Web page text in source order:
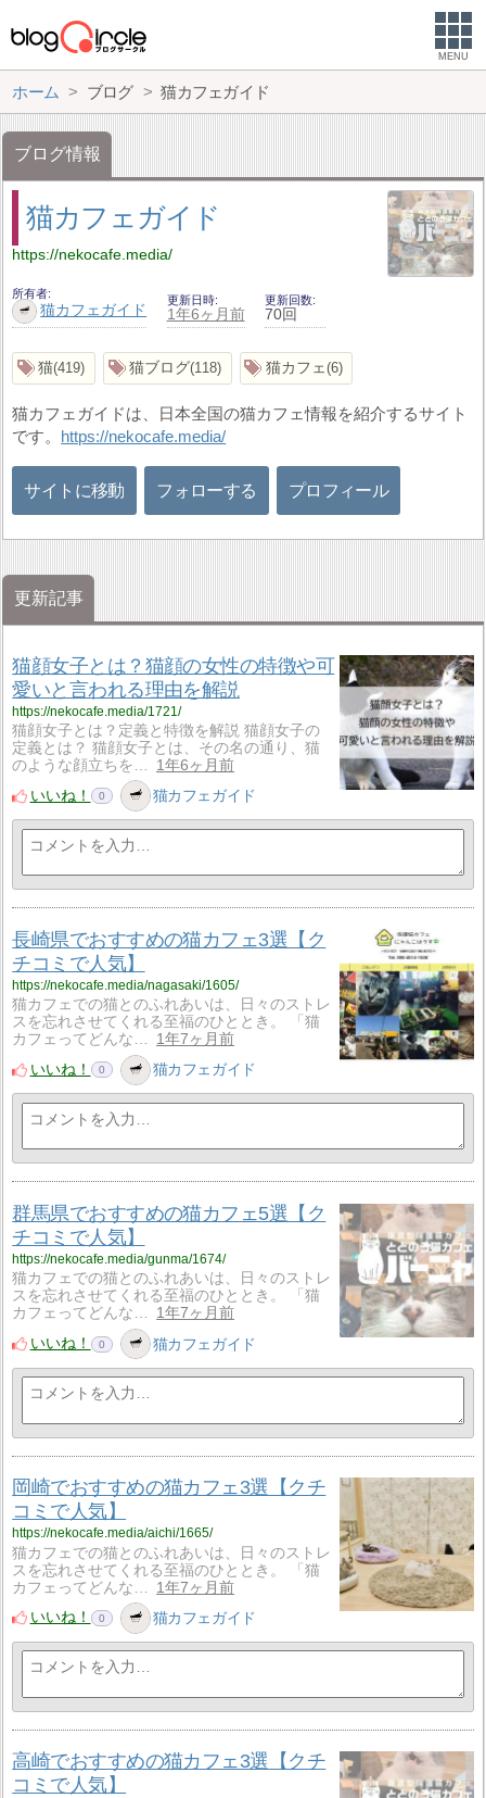
MENU
ホーム ブログ 猫カフェガイド
ブログ情報
猫カフェガイド
https://nekocafe.media/
所有者
猫カフェガイド
更新日時
1年6ヶ月前
更新回数
70回
猫 419 猫ブログ 118 猫カフェ 6
猫カフェガイドは、日本全国の猫カフェ情報を紹介するサイト
です。 https://nekocafe.media/
サイトに移動 フォローする プロフィール
更新記事
猫顔女子とは？猫顔の女性の特徴や可
愛いと言われる理由を解説
https://nekocafe.media/1721/
猫顔女子とは？定義と特徴を解説 猫顔女子の
定義とは？ 猫顔女子とは、その名の通り、猫
のような顔立ちを…
1年6ヶ月前
いいね！
0 猫カフェガイド
長崎県でおすすめの猫カフェ3選【ク
チコミで人気】
https://nekocafe.media/nagasaki/1605/
猫カフェでの猫とのふれあいは、日々のストレ
スを忘れさせてくれる至福のひととき。 「猫
カフェってどんな…
1年7ヶ月前
いいね！
0 猫カフェガイド
群馬県でおすすめの猫カフェ5選【ク
チコミで人気】
https://nekocafe.media/gunma/1674/
猫カフェでの猫とのふれあいは、日々のストレ
スを忘れさせてくれる至福のひととき。 「猫
カフェってどんな…
1年7ヶ月前
いいね！
0 猫カフェガイド
岡崎でおすすめの猫カフェ3選【クチ
コミで人気】
https://nekocafe.media/aichi/1665/
猫カフェでの猫とのふれあいは、日々のストレ
スを忘れさせてくれる至福のひととき。 「猫
カフェってどんな…
1年7ヶ月前
いいね！
0 猫カフェガイド
高崎でおすすめの猫カフェ3選【クチ
コミで人気】